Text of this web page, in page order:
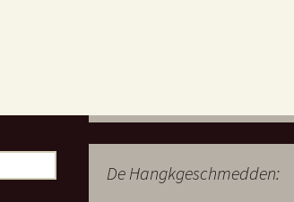
De Hangkgeschmedden: